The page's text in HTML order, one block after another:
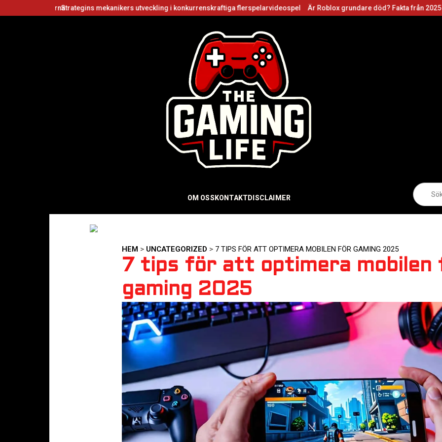
Strategins mekanikers utveckling i konkurrenskraftiga flerspelarvideospel Är Roblox grundare död? Fakta från 2025
OM OSS KONTAKTDISCLAIMER
HEM > UNCATEGORIZED > 7 TIPS FÖR ATT OPTIMERA MOBILEN FÖR GAMING 2025
7 tips för att optimera mobilen
gaming 2025